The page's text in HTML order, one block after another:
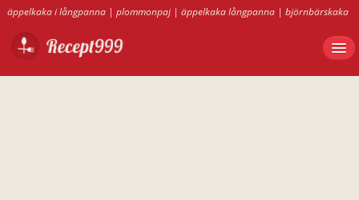
äppelkaka i långpanna| plommonpaj| äppelkaka långpanna| björnbärskaka
|kasslerpaj arraksbollar
äppelkaka
davosgröt